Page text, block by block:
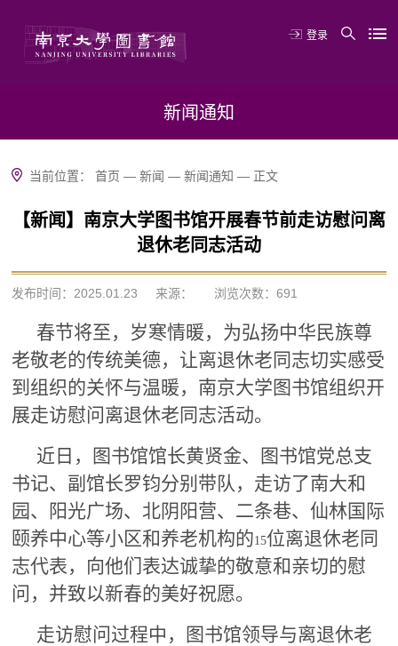
登录
新闻通知
当前位置：首页 —新闻 —新闻通知 — 正文
【新闻】南京大学图书馆开展春节前走访慰问离
退休老同志活动
发布时间：2025.01.23 来源： 浏览次数：691
春节将至，岁寒情暖，为弘扬中华民族尊
老敬老的传统美德，让离退休老同志切实感受
到组织的关怀与温暖，南京大学图书馆组织开
展走访慰问离退休老同志活动。
近日，图书馆馆长黄贤金、图书馆党总支
书记、副馆长罗钧分别带队，走访了南大和
园、阳光广场、北阴阳营、二条巷、仙林国际
颐养中心等小区和养老机构的15位离退休老同
志代表，向他们表达诚挚的敬意和亲切的慰
问，并致以新春的美好祝愿。
走访慰问过程中，图书馆领导与离退休老